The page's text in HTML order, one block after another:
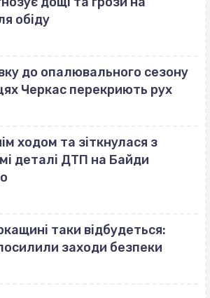
обіду
до опалювального сезону
Черкас перекриють рух
ходом та зіткнулася з
деталі ДТП на Байди
таки відбудеться:
заходи безпеки